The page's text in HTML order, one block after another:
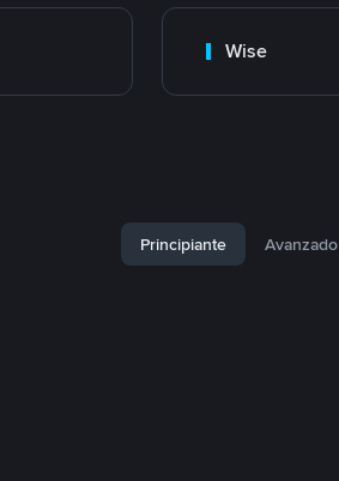
Wise
Principiante Avanzado